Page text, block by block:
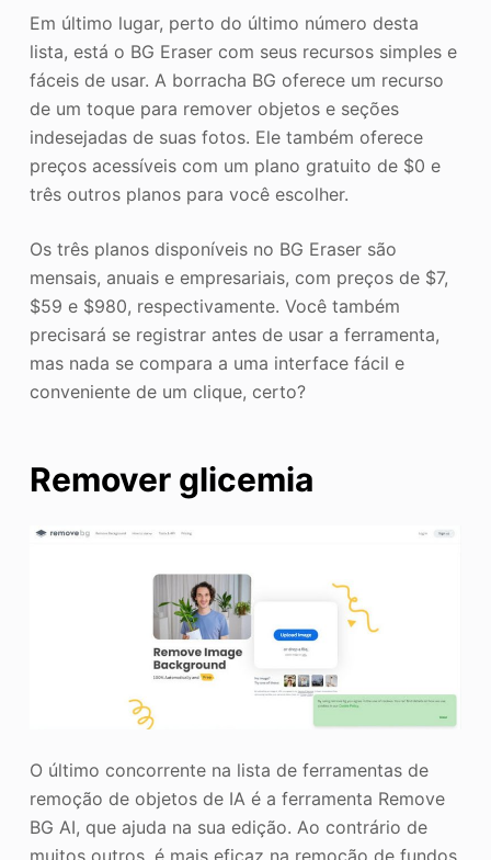
Em último lugar, perto do último número desta
lista, está o BG Eraser com seus recursos simples e
fáceis de usar. A borracha BG oferece um recurso
de um toque para remover objetos e seções
indesejadas de suas fotos. Ele também oferece
preços acessíveis com um plano gratuito de $0 e
três outros planos para você escolher.
Os três planos disponíveis no BG Eraser são
mensais, anuais e empresariais, com preços de $7,
$59 e $980, respectivamente. Você também
precisará se registrar antes de usar a ferramenta,
mas nada se compara a uma interface fácil e
conveniente de um clique, certo?
Remover glicemia
O último concorrente na lista de ferramentas de
remoção de objetos de IA é a ferramenta Remove
BG AI, que ajuda na sua edição. Ao contrário de